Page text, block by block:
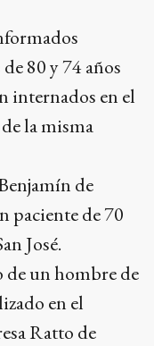
80 y 74 años
internados en el
la misma
de
paciente de 70
José.
de un hombre de
en el
Ratto de